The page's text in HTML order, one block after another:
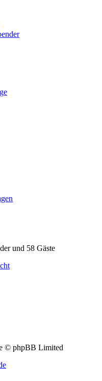
und 58 Gäste
© phpBB Limited